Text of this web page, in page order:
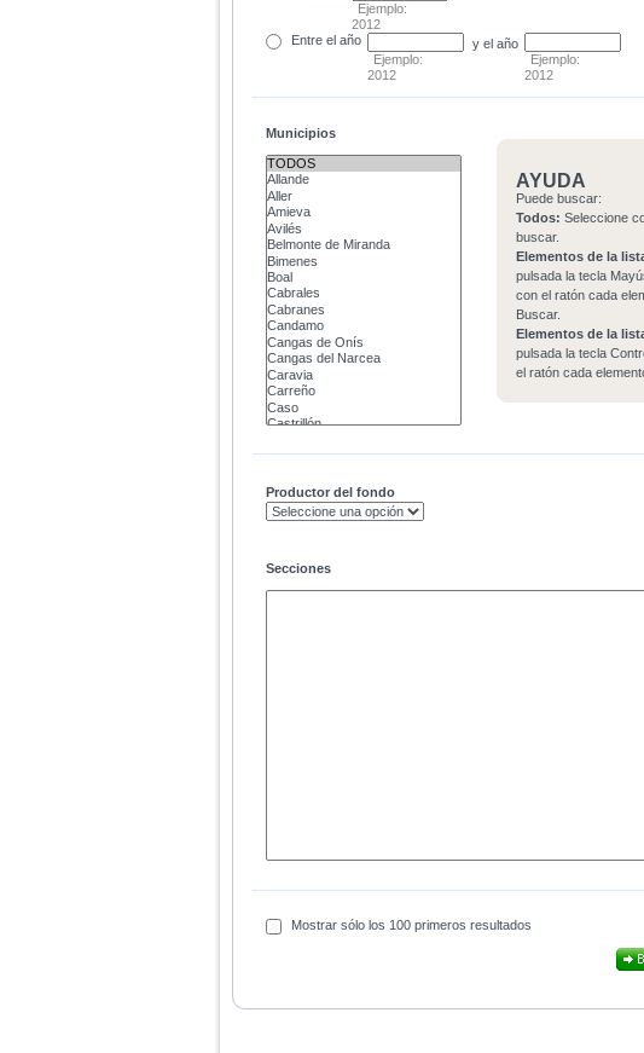
Ejemplo:
2012
Entre el año
Ejemplo:
2012
y el año
Ejemplo:
2012
Municipios
AYUDA
Puede buscar:
Todos: Seleccione
buscar.
Elementos de la
pulsada la tecla
con el ratón cada
Buscar.
Elementos de la
pulsada la tecla
el ratón cada
Productor del fondo
Secciones
Mostrar sólo los 100 primeros resultados